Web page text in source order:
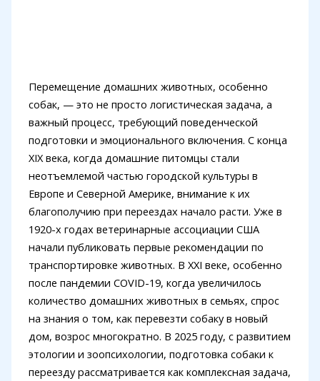
Перемещение домашних животных, особенно
собак, — это не просто логистическая задача, а
важный процесс, требующий поведенческой
подготовки и эмоционального включения. С конца
XIX века, когда домашние питомцы стали
неотъемлемой частью городской культуры в
Европе и Северной Америке, внимание к их
благополучию при переездах начало расти. Уже в
1920-х годах ветеринарные ассоциации США
начали публиковать первые рекомендации по
транспортировке животных. В XXI веке, особенно
после пандемии COVID-19, когда увеличилось
количество домашних животных в семьях, спрос
на знания о том, как перевезти собаку в новый
дом, возрос многократно. В 2025 году, с развитием
этологии и зоопсихологии, подготовка собаки к
переезду рассматривается как комплексная задача,